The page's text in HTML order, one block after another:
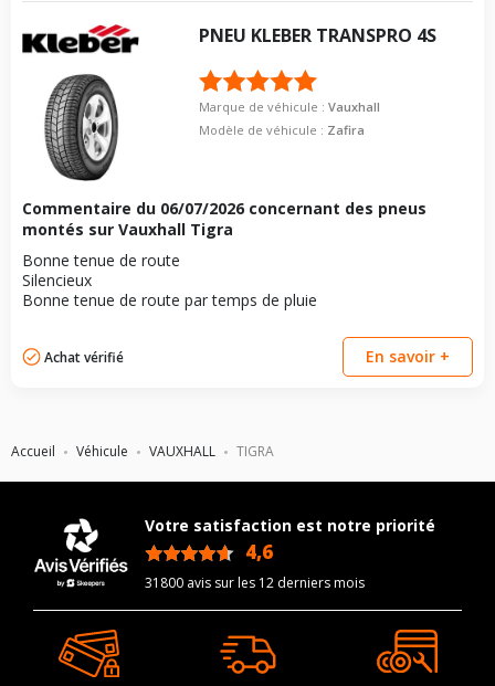
Accueil Véhicule VAUXHALL TIGRA
PNEU KLEBER TRANSPRO 4S
Marque de véhicule : Vauxhall
Modèle de véhicule : Zafira
Commentaire du 06/07/2026 concernant des pneus
montés sur Vauxhall Tigra
Bonne tenue de route
Silencieux
Bonne tenue de route par temps de pluie
Achat vérifié En savoir +
Votre satisfaction est notre priorité
4,6
31800 avis sur les 12 derniers mois